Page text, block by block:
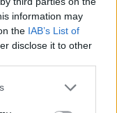
information may
the IAB’s List of
disclose it to other
ir
– žinoma,